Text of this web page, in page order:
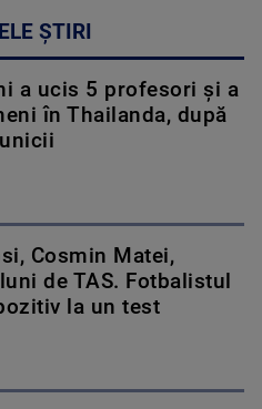
ȘTIRI
a ucis 5 profesori și a
în Thailanda, după
Cosmin Matei,
de TAS. Fotbalistul
la un test